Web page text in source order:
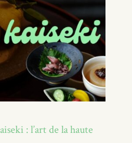
: l’art de la haute